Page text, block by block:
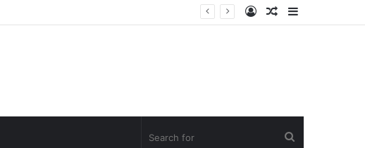
Sidebar
Random
Log